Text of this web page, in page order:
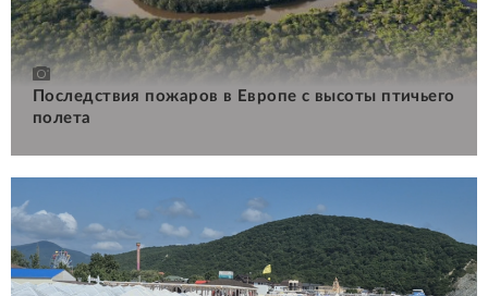
Последствия пожаров в Европе с высоты птичьего
полета